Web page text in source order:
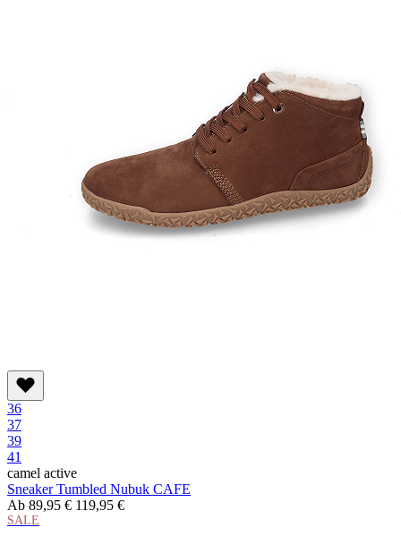
36
37
39
41
camel active
Sneaker Tumbled Nubuk CAFE
Ab 89,95 € 119,95 €
SALE